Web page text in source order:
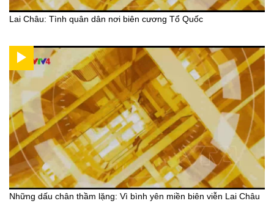
Lai Châu: Tình quân dân nơi biên cương Tổ Quốc
Những dấu chân thầm lặng: Vì bình yên miền biên viễn Lai Châu